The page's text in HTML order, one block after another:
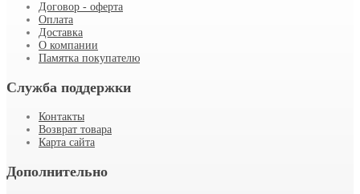
Договор - оферта
Оплата
Доставка
О компании
Памятка покупателю
Служба поддержки
Контакты
Возврат товара
Карта сайта
Дополнительно